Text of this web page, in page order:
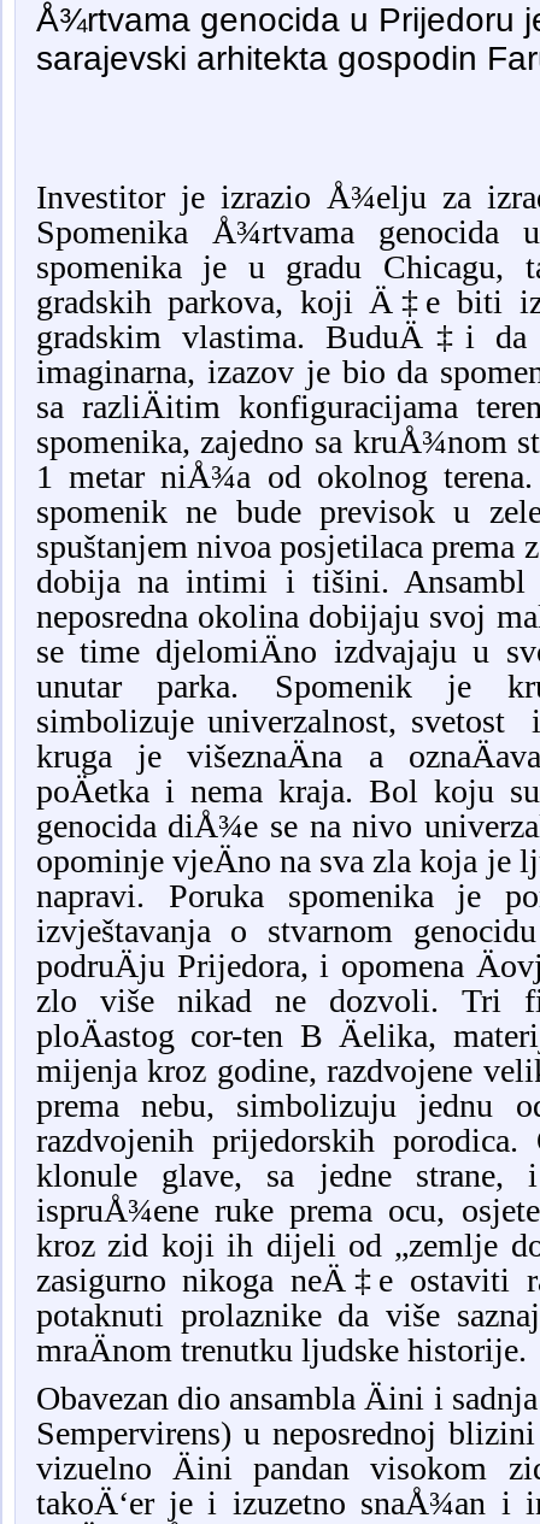
Å¾rtvama genocida u Prijedoru
sarajevski arhitekta gospodin
Investitor je izrazio Å¾elju za
Spomenika Å¾rtvama genocida
spomenika je u gradu Chicagu,
gradskih parkova, koji Ä‡e biti
gradskim vlastima. BuduÄ‡i
imaginarna, izazov je bio da
sa razliÄitim konfiguracijama
spomenika, zajedno sa kruÅ¾nom
1 metar niÅ¾a od okolnog
spomenik ne bude previsok u
spuštanjem nivoa posjetilaca prema
dobija na intimi i tišini. Ansambl
neposredna okolina dobijaju svoj
se time djelomiÄno izdvajaju u
unutar parka. Spomenik je
simbolizuje univerzalnost, svetost
kruga je višeznaÄna a
poÄetka i nema kraja. Bol koju
genocida diÅ¾e se na nivo
opominje vjeÄno na sva zla koja je
napravi. Poruka spomenika je
izvještavanja o stvarnom
podruÄju Prijedora, i opomena
zlo više nikad ne dozvoli. Tri
ploÄastog cor-ten B Äelika,
mijenja kroz godine, razdvojene
prema nebu, simbolizuju jednu
razdvojenih prijedorskih
klonule glave, sa jedne strane,
ispruÅ¾ene ruke prema ocu,
kroz zid koji ih dijeli od „zemlje
zasigurno nikoga neÄ‡e ostaviti
potaknuti prolaznike da više
mraÄnom trenutku ljudske historije.
Obavezan dio ansambla Äini i
Sempervirens) u neposrednoj
vizuelno Äini pandan visokom
takoÄ‘er je i izuzetno snaÅ¾an i